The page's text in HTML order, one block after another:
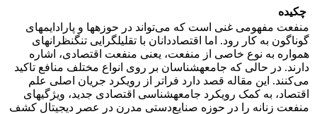
چکیده
منفعت مفهومی غنی است که می‌تواند در حوزه­ها و پارادایم­های
گوناگون به کار رود. اما اقتصاددانان با تقلیل­گرایی تنگ­نظرانه­ای
همواره به نوع خاصی از منفعت، یعنی منفعت اقتصادی، اشاره
دارند. در حالی که جامعه­شناسان بر روی انواع مختلف منافع تاکید
می‌کنند. این مقاله قصد دارد فراتر از رویکرد جریان اصلی علم
اقتصاد، به کمک رویکرد جامعه­شناسی اقتصادی جدید، ویژگی­های
منفعت زنانه را در حوزه صنایع‌دستی مدرن در عصر دیجیتال کشف